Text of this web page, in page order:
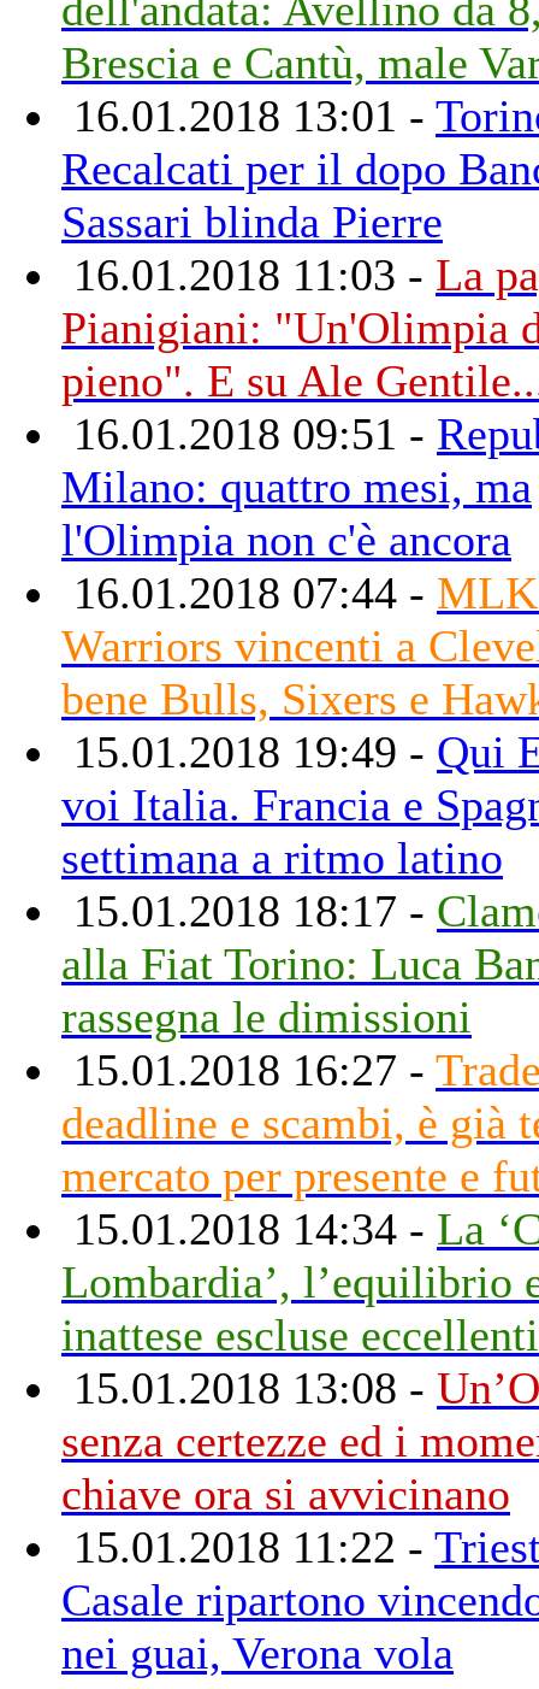
Brescia e Cantù, male
16.01.2018 13:01 -
Recalcati per il dopo
Sassari blinda Pierre
16.01.2018 11:03 - La
Pianigiani: "Un'Olimpia
pieno". E su Ale
16.01.2018 09:51 -
Milano: quattro mesi, ma
l'Olimpia non c'è ancora
16.01.2018 07:44 -
Warriors vincenti a
bene Bulls, Sixers e
15.01.2018 19:49 - Qui
voi Italia. Francia e
settimana a ritmo latino
15.01.2018 18:17 -
alla Fiat Torino: Luca
rassegna le dimissioni
15.01.2018 16:27 -
deadline e scambi, è già
mercato per presente e
15.01.2018 14:34 - La
Lombardia’, l’equilibrio
inattese escluse eccellenti
15.01.2018 13:08 -
senza certezze ed i
chiave ora si avvicinano
15.01.2018 11:22 -
Casale ripartono
nei guai, Verona vola